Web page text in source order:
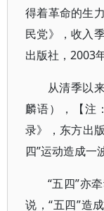
得着革命的生
民党》，收入
出版社，2003
从清季以
麟语），【注
录》，东方出
四”运动造成一
“五四”亦
说，“五四”造